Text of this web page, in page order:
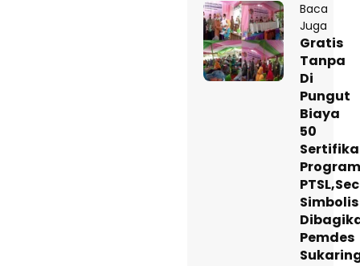
Baca
Juga
Gratis
Tanpa
Di
Pungut
Biaya
50
Program
Simbolis
Pemdes